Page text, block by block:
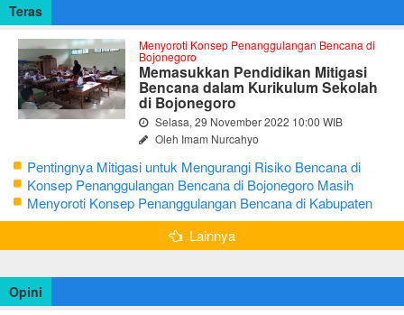
Teras
Menyoroti Konsep Penanggulangan Bencana di
Bojonegoro
Memasukkan Pendidikan Mitigasi
Bencana dalam Kurikulum Sekolah
di Bojonegoro
Selasa, 29 November 2022 10:00 WIB
Oleh Imam Nurcahyo
Pentingnya Mitigasi untuk Mengurangi Risiko Bencana di
Bojonegoro
Konsep Penanggulangan Bencana di Bojonegoro Masih
Mengutamakan Tanggap Darurat
Menyoroti Konsep Penanggulangan Bencana di Kabupaten
Bojonegoro
Lainnya
Opini